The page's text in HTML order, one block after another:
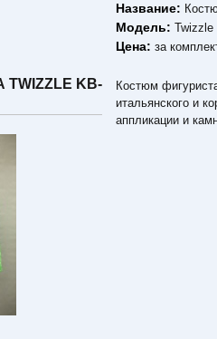
KB-
Название:
Модель:Twizzle
Цена:за
Костюм
итальянского и
аппликации и